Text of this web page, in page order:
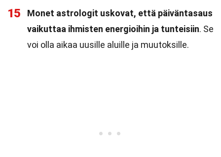
15
Monet astrologit uskovat, että päiväntasaus
vaikuttaa ihmisten energioihin ja tunteisiin. Se
voi olla aikaa uusille aluille ja muutoksille.